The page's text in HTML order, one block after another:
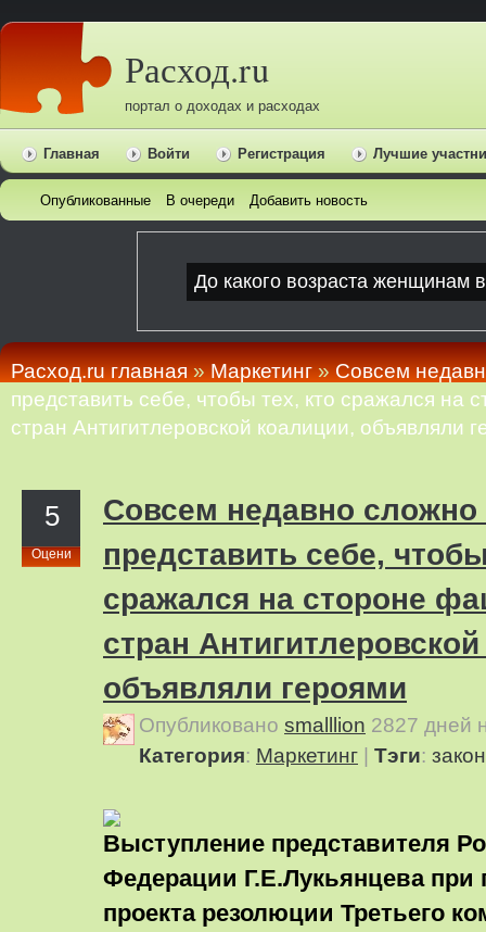
Расход.ru
портал о доходах и расходах
Главная Войти Регистрация Лучшие
Опубликованные В очереди Добавить новость
Расход.ru главная»Маркетинг»Cовсем
представить себе, чтобы тех, кто сражался на
стран Антигитлеровской коалиции, объявляли
5
Оцени
Cовсем недавно
представить себе,
сражался на стороне
стран
объявляли героями
Опубликовано smalllion 2827 дней
Категория: Маркетинг Тэги:
Выступление представителя
Федерации Г.Е.Лукьянцева при
проекта резолюции Третьего